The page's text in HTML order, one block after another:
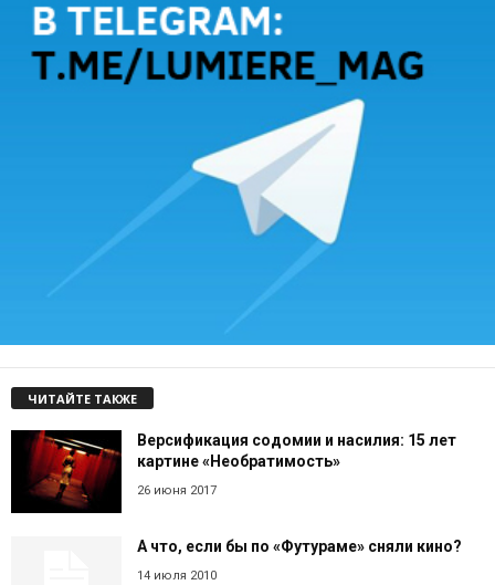
ЧИТАЙТЕ ТАКЖЕ
Версификация содомии и насилия: 15 лет
картине «Необратимость»
26 июня 2017
А что, если бы по «Футураме» сняли кино?
14 июля 2010